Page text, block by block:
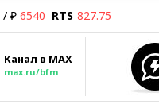
/ ₽ 6540 RTS 827.75
Канал в MAX
max.ru/bfm